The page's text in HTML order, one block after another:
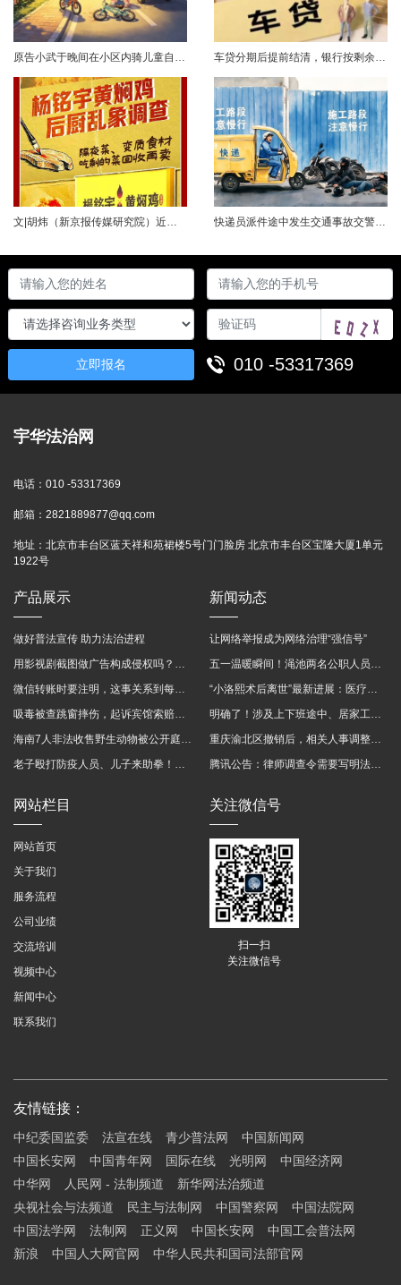
文|胡炜（新京报传媒研究院）近日，《经济参考报》的一篇关于婴幼儿纸尿裤的调查报道引爆舆论。涉事品牌、检测机构、行业协会先后发声，各方说法相互矛盾，公众焦虑情绪持续发酵。当事件陷入“罗生门”时，有一种声音悄然流传：媒体盯着问题不放，是在刻意挑刺，就是“找茬”。真是这样吗？中国行业报协会于6月23日公开发声，明确支持《经济参考报》的舆论监督行为，并呼吁社会各界支持媒体监督，推动行业规范与治理升级。 0...... 快递员派件途中发生交通事故交警部门认定全责公司赔付93万余元后一纸诉状向快递员全额追偿交通事故全责是否等同于法律上的重大过失用人单位赔付后能否向员工追偿基本案情快递员张某与某服务外包有限公司存在劳动关系。某日，张某派送快递途经施工路段，现场围挡占据大半道路，张某驾驶快递三轮车紧贴施工围挡行驶，在行驶过程中与对向驾驶二轮摩托车的罗某发生碰撞引发事故，致罗某、卢某受伤及车辆受损，卢某伤情严重。交警部门......
立即报名 010 -53317369
宇华法治网
电话： 010 -53317369
邮箱： 2821889877@qq.com
地址： 北京市丰台区蓝天祥和苑裙楼5号门门脸房 北京市丰台区宝隆大厦1单元
1922号
产品展示
做好普法宣传 助力法治进程
用影视剧截图做广告构成侵权吗？法院这样判
微信转账时要注明，这事关系到每个人……
吸毒被查跳窗摔伤，起诉宾馆索赔，法院这样判！
海南7人非法收售野生动物被公开庭审 涉案金额2100多万
老子殴打防疫人员、儿子来助拳！均被判刑
新闻动态
让网络举报成为网络治理“强信号”
五一温暖瞬间！渑池两名公职人员，路遇车祸挺身而出
“小洛熙术后离世”最新进展：医疗事故鉴定已启动
明确了！涉及上下班途中、居家工作等，这些情形可认定工伤→
重庆渝北区撤销后，相关人事调整再披露
腾讯公告：律师调查令需要写明法官手机号，2025年12月31日后施行
网站栏目
网站首页
关于我们
服务流程
公司业绩
交流培训
视频中心
新闻中心
联系我们
关注微信号
扫一扫
关注微信号
友情链接：
中纪委国监委 法宣在线 青少普法网
中国新闻网
中国长安网
中国青年网 国际在线 光明网
中国经济网
中华网
人民网 - 法制频道
新华网法治频道
央视社会与法频道
民主与法制网 中国警察网
中国法院网
中国法学网
法制网 正义网 中国长安网
中国工会普法网
新浪
中国人大网官网 中华人民共和国司法部官网